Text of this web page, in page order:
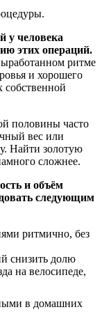
у человека
этих операций.
ритме
и хорошего
собственной
половины часто
вес или
Найти золотую
сложнее.
и объём
следующим
ритмично, без
снизить долю
на велосипеде,